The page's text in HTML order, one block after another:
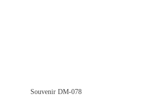
Souvenir DM-078